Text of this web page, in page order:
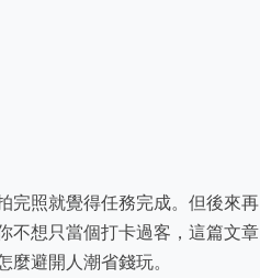
完照就覺得任務完成。但後來再
不想只當個打卡過客，這篇文章
避開人潮省錢玩。